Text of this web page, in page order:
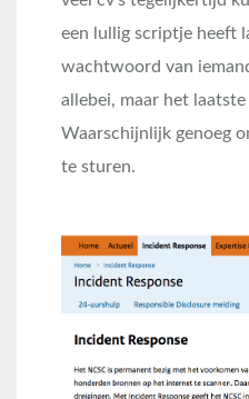
een lullig scriptje heeft
wachtwoord van
allebei, maar het
Waarschijnlijk genoeg
te sturen.